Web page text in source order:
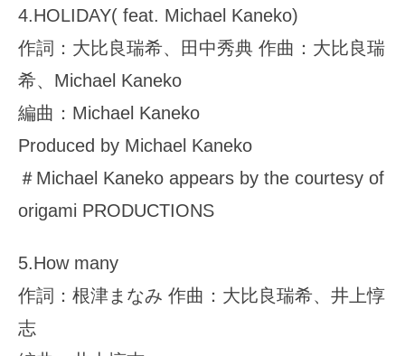
4.HOLIDAY( feat. Michael Kaneko)
作詞：大比良瑞希、田中秀典 作曲：大比良瑞
希、Michael Kaneko
編曲：Michael Kaneko
Produced by Michael Kaneko
＃Michael Kaneko appears by the courtesy of
origami PRODUCTIONS
5.How many
作詞：根津まなみ 作曲：大比良瑞希、井上惇
志